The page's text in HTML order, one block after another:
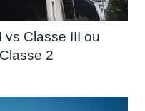
vs Classe III ou
2